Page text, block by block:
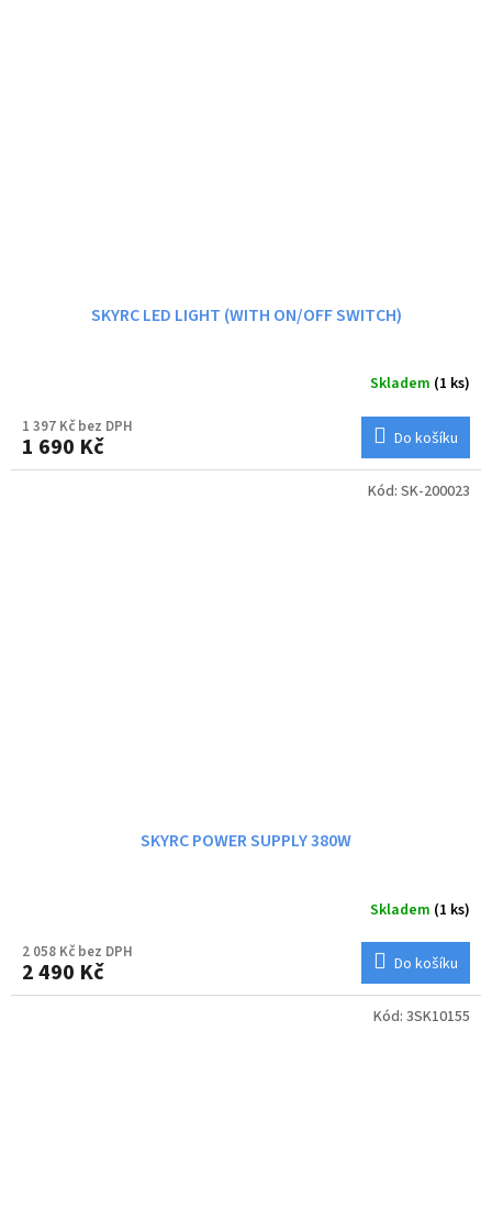
SKYRC LED LIGHT (WITH ON/OFF SWITCH)
Skladem (1 ks)
1 397 Kč bez DPH
1 690 Kč Do košíku
SKYRC POWER SUPPLY 380W
Skladem (1 ks)
2 058 Kč bez DPH
2 490 Kč Do košíku
Kód: SK-200023
Kód: 3SK10155